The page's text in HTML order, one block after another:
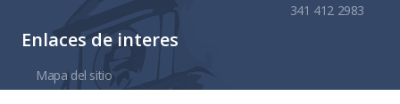
341 412 2983
Enlaces de interes
Mapa del sitio